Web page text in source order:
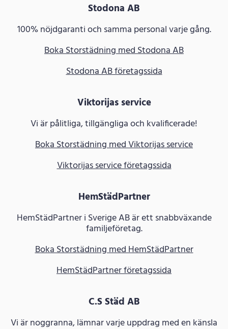
Stodona AB
100% nöjdgaranti och samma personal varje gång.
Boka Storstädning med Stodona AB
Stodona AB företagssida
Viktorijas service
Vi är pålitliga, tillgängliga och kvalificerade!
Boka Storstädning med Viktorijas service
Viktorijas service företagssida
HemStädPartner
HemStädPartner i Sverige AB är ett snabbväxande
familjeföretag.
Boka Storstädning med HemStädPartner
HemStädPartner företagssida
C.S Städ AB
Vi är noggranna, lämnar varje uppdrag med en känsla